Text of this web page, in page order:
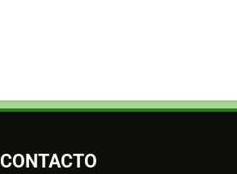
CONTACTO